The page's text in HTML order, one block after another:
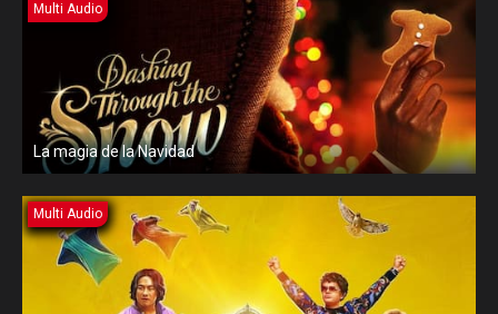
Multi Audio
La magia de la Navidad
Multi Audio